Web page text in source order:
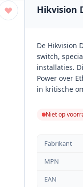
Hikvision
De Hikvision
switch,
installaties.
Power over
in kritische
Niet op
Fabrikant
MPN
EAN